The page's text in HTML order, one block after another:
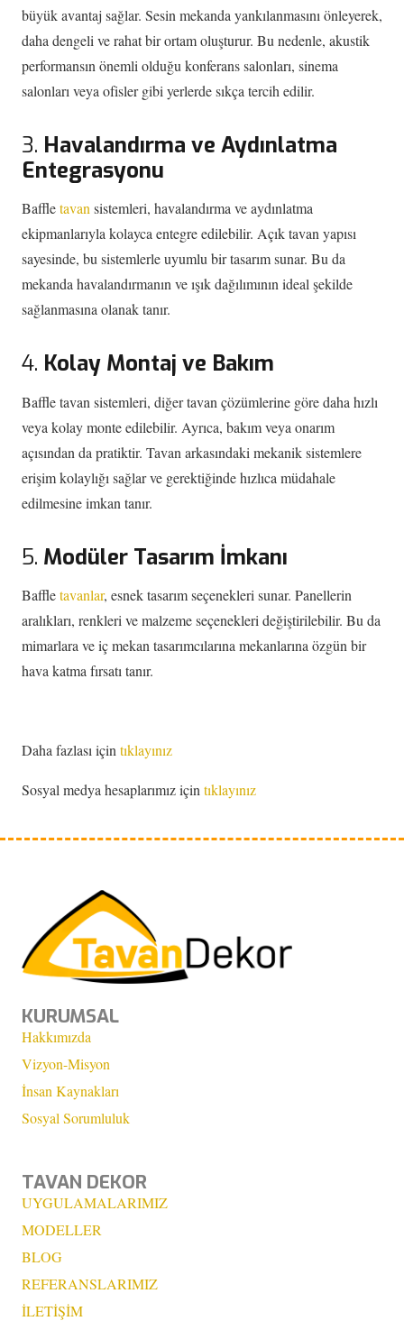
büyük avantaj sağlar. Sesin mekanda yankılanmasını önleyerek,
daha dengeli ve rahat bir ortam oluşturur. Bu nedenle, akustik
performansın önemli olduğu konferans salonları, sinema
salonları veya ofisler gibi yerlerde sıkça tercih edilir.
3. Havalandırma ve Aydınlatma
Entegrasyonu
Baffletavan sistemleri, havalandırma ve aydınlatma
ekipmanlarıyla kolayca entegre edilebilir. Açık tavan yapısı
sayesinde, bu sistemlerle uyumlu bir tasarım sunar. Bu da
mekanda havalandırmanın ve ışık dağılımının ideal şekilde
sağlanmasına olanak tanır.
4. Kolay Montaj ve Bakım
Baffle tavan sistemleri, diğer tavan çözümlerine göre daha hızlı
veya kolay monte edilebilir. Ayrıca, bakım veya onarım
açısından da pratiktir. Tavan arkasındaki mekanik sistemlere
erişim kolaylığı sağlar ve gerektiğinde hızlıca müdahale
edilmesine imkan tanır.
5. Modüler Tasarım İmkanı
Baffletavanlar, esnek tasarım seçenekleri sunar. Panellerin
aralıkları, renkleri ve malzeme seçenekleri değiştirilebilir. Bu da
mimarlara ve iç mekan tasarımcılarına mekanlarına özgün bir
hava katma fırsatı tanır.
Daha fazlası için tıklayınız
Sosyal medya hesaplarımız için tıklayınız
KURUMSAL
Hakkımızda
Vizyon-Misyon
İnsan Kaynakları
Sosyal Sorumluluk
TAVAN DEKOR
UYGULAMALARIMIZ
MODELLER
BLOG
REFERANSLARIMIZ
İLETİŞİM